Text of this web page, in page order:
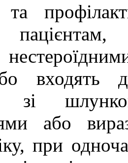
та
пацієнтам,
входять
зі
або
при